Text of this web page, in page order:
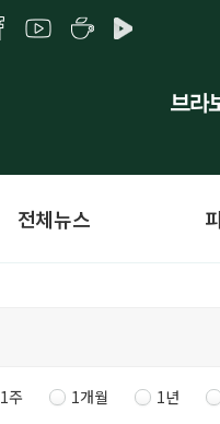
전체뉴스
1주 1개월 1년